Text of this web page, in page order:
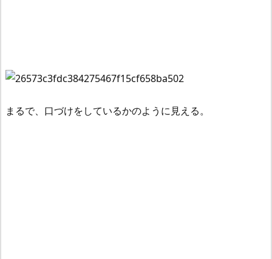
まるで、口づけをしているかのように見える。